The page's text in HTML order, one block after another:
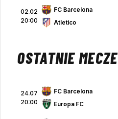
02.02
20:00
FC Barcelona
Atletico
OSTATNIE MECZE
24.07
20:00
FC Barcelona
Europa FC